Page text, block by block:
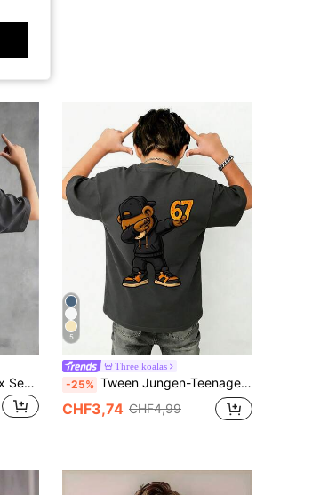
Tween-Jungen T-Shirt "Six Seven" 67 mit Zahlen- und Buchstabendruck, modisch für Straße, Campus, Veranstaltungen, Alltag, Sommer-Top
5
Three koalas
-25% Tween Jungen-Teenager - T-Shirt mit 67er Cartoon-Aufdruck, geeignet für Straße, Campus, Veranstaltungen, Alltag, modisches Sommer-Top
CHF3,74 CHF4,99